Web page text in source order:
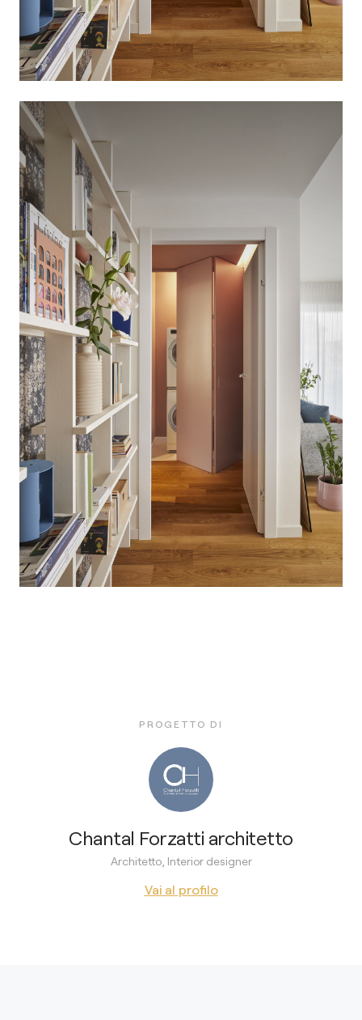
PROGETTO DI
Chantal Forzatti architetto
Architetto, Interior designer
Vai al profilo